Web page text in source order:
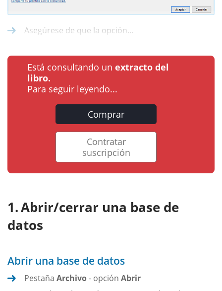
Asegúrese de que la opción...
Está consultando un extracto del
libro.
Para seguir leyendo...
Comprar
Contratar
suscripción
Abrir/cerrar una base de
datos
Abrir una base de datos
Pestaña Archivo- opción Abrir